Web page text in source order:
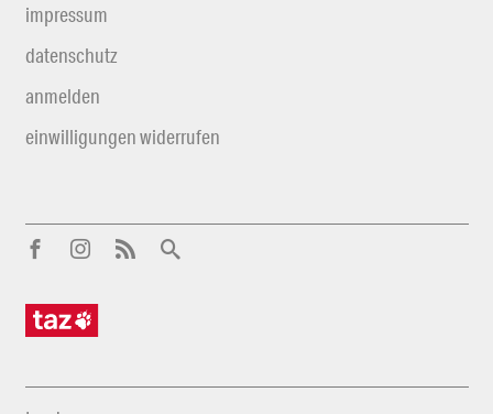
impressum
datenschutz
anmelden
einwilligungen widerrufen